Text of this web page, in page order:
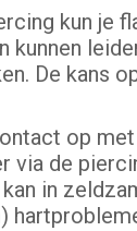
kun je
kunnen
De kans
op
via de
in